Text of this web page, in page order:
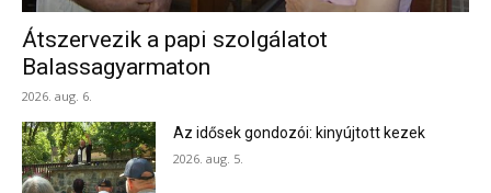
Átszervezik a papi szolgálatot
Balassagyarmaton
2026. aug. 6.
Az idősek gondozói: kinyújtott kezek
2026. aug. 5.